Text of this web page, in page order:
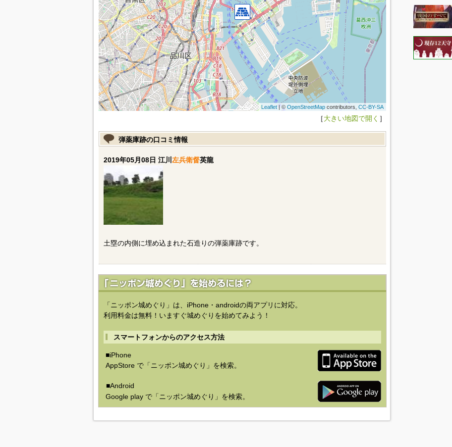
Leaflet| © OpenStreetMapcontributors, CC-BY-SA
［大きい地図で開く ］
弾薬庫跡の口コミ情報
2019年05月08日 江川 左兵衛督英龍
土塁の内側に埋め込まれた石造りの弾薬庫跡です。
「ニッポン城めぐり」は、iPhone・androidの両アプリに対応。
利用料金は無料！いますぐ城めぐりを始めてみよう！
スマートフォンからのアクセス方法
■iPhone
AppStore で「ニッポン城めぐり」を検索。
■Android
Google play で「ニッポン城めぐり」を検索。